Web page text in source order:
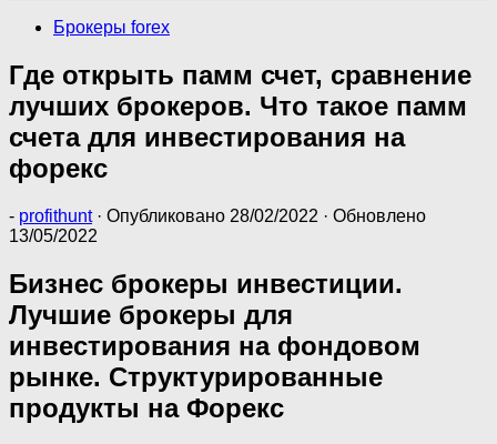
Брокеры forex
Где открыть памм счет, сравнение
лучших брокеров. Что такое памм
счета для инвестирования на
форекс
- profithunt · Опубликовано 28/02/2022 · Обновлено
13/05/2022
Бизнес брокеры инвестиции.
Лучшие брокеры для
инвестирования на фондовом
рынке. Структурированные
продукты на Форекс